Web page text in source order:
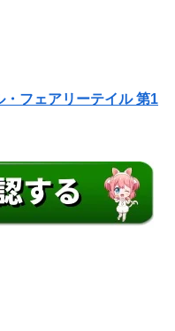
・フェアリーテイル 第1